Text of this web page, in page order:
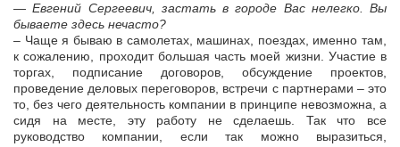
— Евгений Сергеевич, застать в городе Вас нелегко. Вы
бываете здесь нечасто?
– Чаще я бываю в самолетах, машинах, поездах, именно там,
к сожалению, проходит большая часть моей жизни. Участие в
торгах, подписание договоров, обсуждение проектов,
проведение деловых переговоров, встречи с партнерами – это
то, без чего деятельность компании в принципе невозможна, а
сидя на месте, эту работу не сделаешь. Так что все
руководство компании, если так можно выразиться,